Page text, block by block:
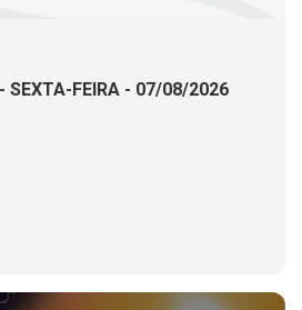
SEXTA-FEIRA - 07/08/2026